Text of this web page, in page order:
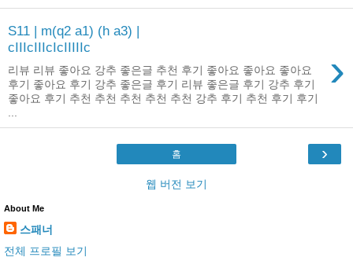
S11 | m(q2 a1) (h a3) |
cIIIcIIIcIcIIIIIc
›
리뷰 리뷰 좋아요 강추 좋은글 추천 후기 좋아요 좋아요 좋아요
후기 좋아요 후기 강추 좋은글 후기 리뷰 좋은글 후기 강추 후기
좋아요 후기 추천 추천 추천 추천 추천 강추 후기 추천 후기 후기
›
홈
웹 버전 보기
About Me
스패너
전체 프로필 보기